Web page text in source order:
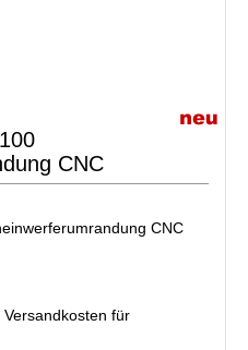
CNC
CNC
Versandkosten für